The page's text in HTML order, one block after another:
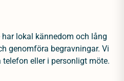
lokal kännedom och lång
genomföra begravningar. Vi
eller i personligt möte.